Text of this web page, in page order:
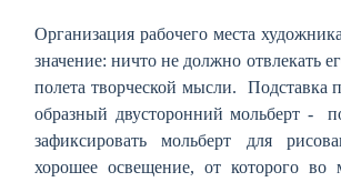
Организация рабочего места
значение: ничто не должно отвлекать
полета творческой мысли. Подставка
образный двусторонний мольберт -
зафиксировать мольберт для
хорошее освещение, от которого во